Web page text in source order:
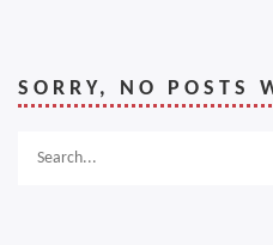
SORRY, NO POSTS